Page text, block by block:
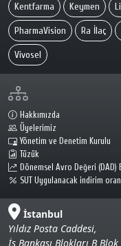
Kentfarma Keymen
PharmaVision Ra İlaç
Vivosel
Hakkımızda
Üyelerimiz
Yönetim ve Denetim Kurulu
Tüzük
Dönemsel Avro Değeri (DAD)
SUT Uygulanacak indirim
İstanbul
Yıldız Posta Caddesi,
İş Bankası Blokları B Blok